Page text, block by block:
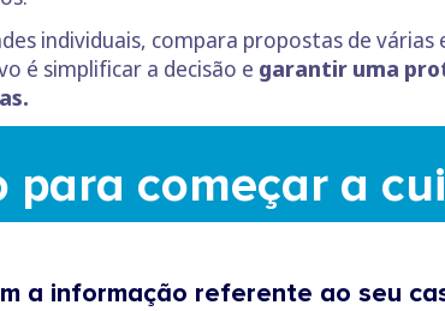
individuais, compara propostas de
é simplificar a decisão e garantir uma
para começar a
a informação referente ao seu